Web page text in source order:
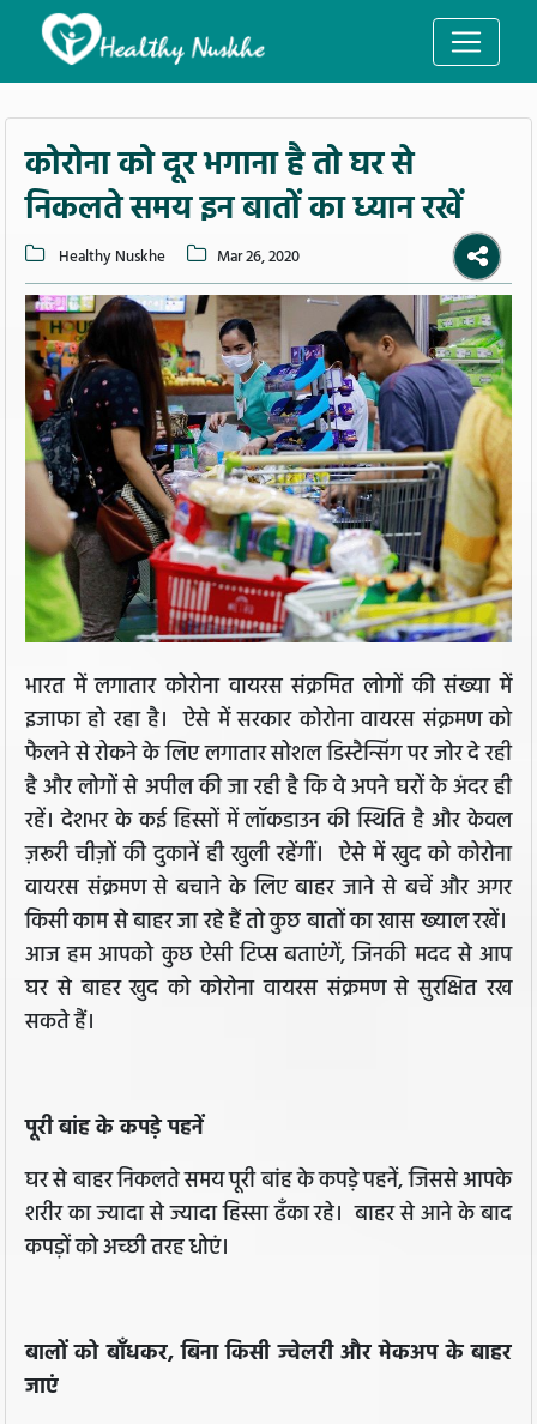
कोरोना को दूर भगाना है तो घर से
निकलते समय इन बातों का ध्यान रखें
Healthy Nuskhe Mar 26, 2020
भारत में लगातार कोरोना वायरस संक्रमित लोगों की संख्या में
इजाफा हो रहा है। ऐसे में सरकार कोरोना वायरस संक्रमण को
फैलने से रोकने के लिए लगातार सोशल डिस्टैन्सिंग पर जोर दे रही
है और लोगों से अपील की जा रही है कि वे अपने घरों के अंदर ही
रहें। देशभर के कई हिस्सों में लॉकडाउन की स्थिति है और केवल
ज़रूरी चीज़ों की दुकानें ही खुली रहेंगीं। ऐसे में खुद को कोरोना
वायरस संक्रमण से बचाने के लिए बाहर जाने से बचें और अगर
किसी काम से बाहर जा रहे हैं तो कुछ बातों का खास ख्याल रखें।
आज हम आपको कुछ ऐसी टिप्स बताएंगें, जिनकी मदद से आप
घर से बाहर खुद को कोरोना वायरस संक्रमण से सुरक्षित रख
सकते हैं।
पूरी बांह के कपड़े पहनें
घर से बाहर निकलते समय पूरी बांह के कपड़े पहनें, जिससे आपके
शरीर का ज्यादा से ज्यादा हिस्सा ढँका रहे। बाहर से आने के बाद
कपड़ों को अच्छी तरह धोएं।
बालों को बाँधकर, बिना किसी ज्वेलरी और मेकअप के बाहर
जाएं